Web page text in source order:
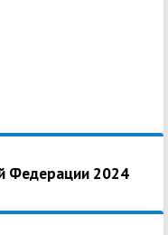
Федерации 2024